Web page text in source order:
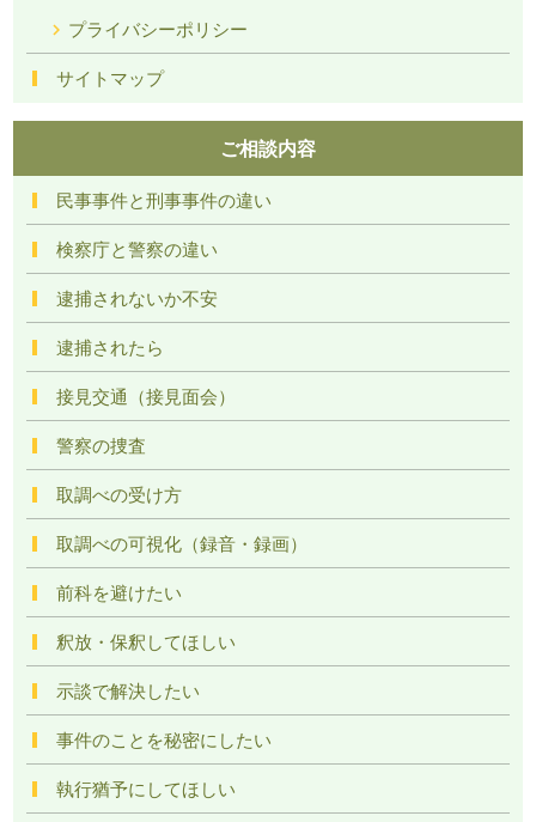
プライバシーポリシー
サイトマップ
ご相談内容
民事事件と刑事事件の違い
検察庁と警察の違い
逮捕されないか不安
逮捕されたら
接見交通（接見面会）
警察の捜査
取調べの受け方
取調べの可視化（録音・録画）
前科を避けたい
釈放・保釈してほしい
示談で解決したい
事件のことを秘密にしたい
執行猶予にしてほしい